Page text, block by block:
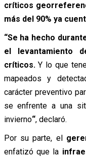
críticos
más del 90% ya
“Se ha hecho
el levantamiento
críticos.Y lo que
mapeados y
carácter preventivo
se enfrente a una
invierno“, declaró.
Por su parte, el
enfatizó que la